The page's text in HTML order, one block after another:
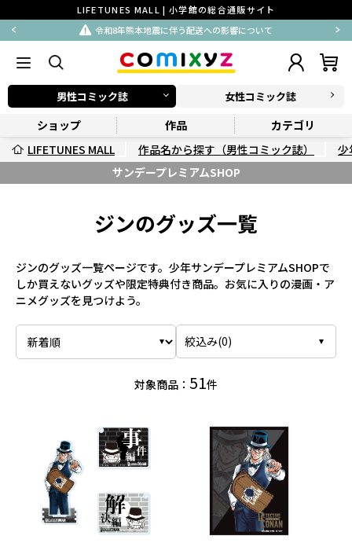
LIFETUNES MALL | 小学館の総合通販サイト
令和8年熊本地震に伴う配送への影響について
男性コミック誌 女性コミック誌
ショップ 作品
カテゴリ
LIFETUNES MALL
作品名から探す（男性コミック誌）
少
サンデープレミアムSHOP
ジンのグッズ一覧
ジンのグッズ一覧ページです。少年サンデープレミアムSHOPで
しか買えないグッズや限定特典付き商品。お気に入りの漫画・ア
ニメグッズを見つけよう。
絞込み(0)
対象商品： 51件